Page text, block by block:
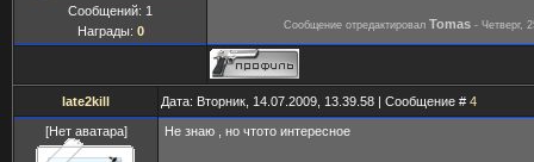
Сообщений: 1
Награды: 0 Сообщение отредактировал Tomas - Четверг,
late2kill Дата: Вторник, 14.07.2009, 13.39.58 | Сообщение # 4
[Нет аватара] Не знаю , но чтото интересное